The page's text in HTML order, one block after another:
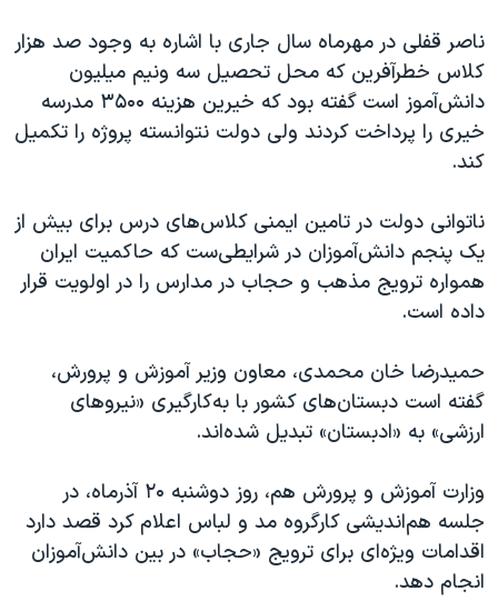
ناصر قفلی در مهرماه سال جاری با اشاره به وجود صد هزار
کلاس‌ خطرآفرین که محل تحصیل سه ونیم میلیون
دانش‌آموز است گفته بود که خیرین هزینه ۳۵۰۰ مدرسه
خیری را پرداخت کردند ولی دولت نتوانسته پروژه را تکمیل
کند.
ناتوانی دولت در تامین ایمنی کلاس‌های درس برای بیش از
یک پنجم دانش‌آموزان در شرایطی‌ست که حاکمیت ایران
همواره ترویج مذهب و حجاب در مدارس را در اولویت قرار
داده است.
حمیدرضا خان محمدی، معاون وزیر آموزش و پرورش،
گفته است دبستان‌های کشور با به‌کارگیری «نیروهای
ارزشی» به «ادبستان» تبدیل شده‌اند.
وزارت آموزش و پرورش هم، روز دوشنبه ۲۰ آذرماه، در
جلسه هم‌اندیشی کارگروه مد و لباس اعلام کرد قصد دارد
اقدامات ویژه‌ای برای ترویج «حجاب» در بین دانش‌آموزان
انجام دهد.